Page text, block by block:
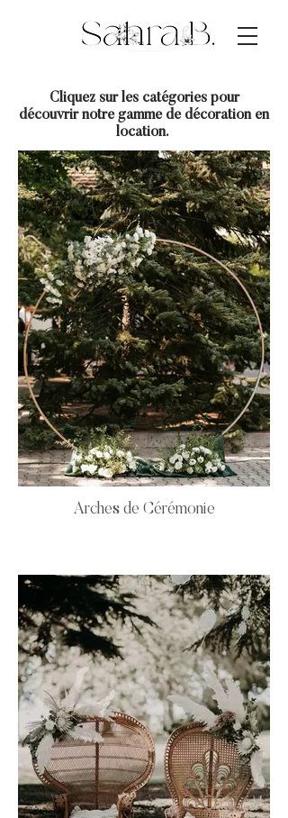
Cliquez sur les catégories pour
découvrir notre gamme de décoration en
location.
Arches de Cérémonie